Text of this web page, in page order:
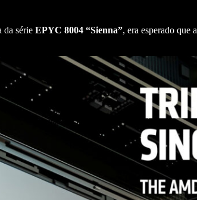
da série EPYC 8004 “Sienna”, era esperado que a